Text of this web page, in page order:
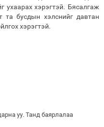
ухаарах хэрэгтэй. Бясалгаж
та бусдын хэлснийг давтан
хэрэгтэй.
уу. Танд баярлалаа